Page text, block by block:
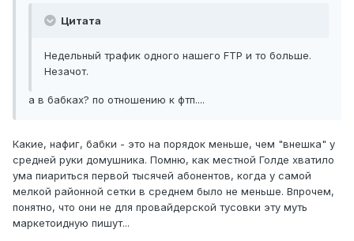
Цитата
Недельный трафик одного нашего FTP и то больше.
Незачот.
а в бабках? по отношению к фтп....
Какие, нафиг, бабки - это на порядок меньше, чем "внешка" у
средней руки домушника. Помню, как местной Голде хватило
ума пиариться первой тысячей абонентов, когда у самой
мелкой районной сетки в среднем было не меньше. Впрочем,
понятно, что они не для провайдерской тусовки эту муть
маркетоидную пишут...